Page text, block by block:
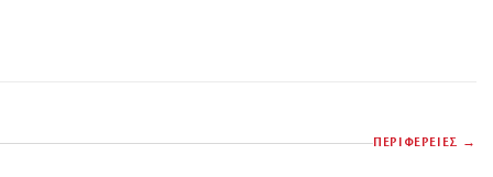
ΠΕΡΙΦΕΡΕΙΕΣ